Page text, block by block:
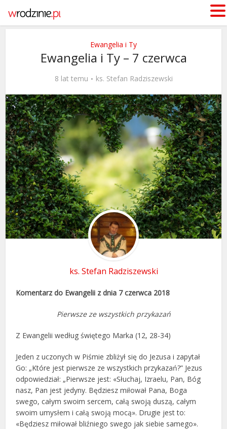
Ewangelia i Ty
Ewangelia i Ty – 7 czerwca
8 lat temu ks. Stefan Radziszewski
ks. Stefan Radziszewski
Komentarz do Ewangelii z dnia 7 czerwca 2018
Pierwsze ze wszystkich przykazań
Z Ewangelii według świętego Marka (12, 28-34)
Jeden z uczonych w Piśmie zbliżył się do Jezusa i zapytał
Go: „Które jest pierwsze ze wszystkich przykazań?” Jezus
odpowiedział: „Pierwsze jest: «Słuchaj, Izraelu, Pan, Bóg
nasz, Pan jest jedyny. Będziesz miłował Pana, Boga
swego, całym swoim sercem, całą swoją duszą, całym
swoim umysłem i całą swoją mocą». Drugie jest to:
«Będziesz miłował bliźniego swego jak siebie samego».